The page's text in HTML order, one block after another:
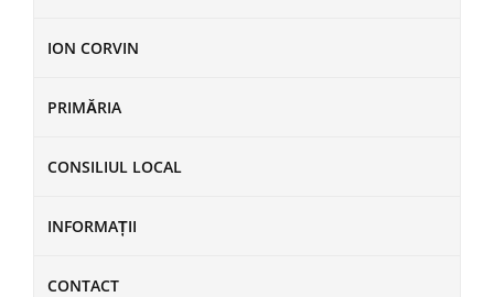
ION CORVIN
PRIMĂRIA
CONSILIUL LOCAL
INFORMAȚII
CONTACT